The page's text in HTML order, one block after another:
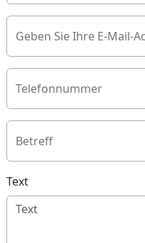
Geben Sie Ihre E-Mail-
Telefonnummer
Betreff
Text